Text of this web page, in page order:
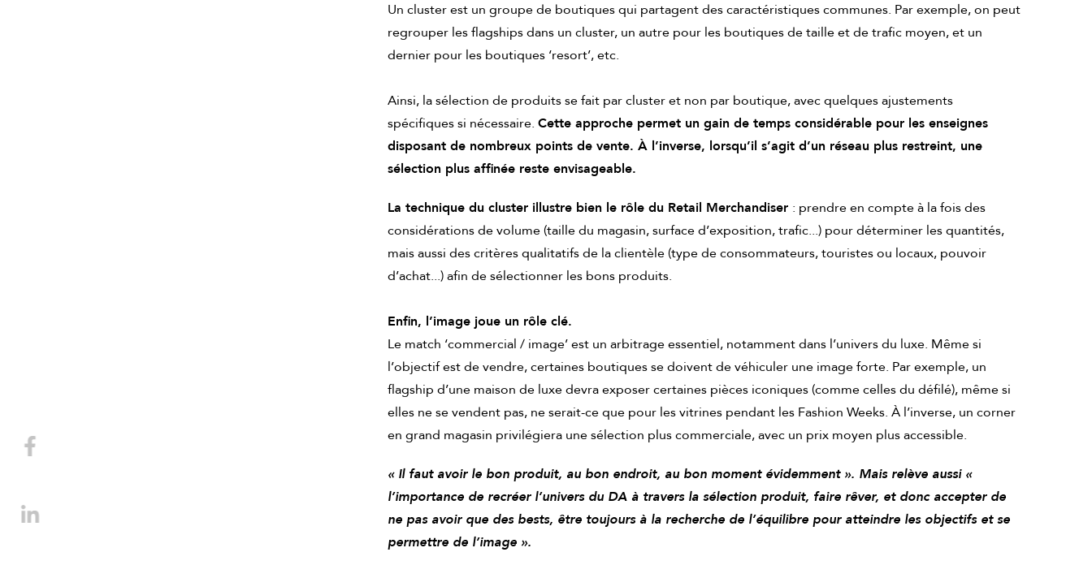
Un cluster est un groupe de boutiques qui partagent des caractéristiques communes. Par exemple, on peut
regrouper les flagships dans un cluster, un autre pour les boutiques de taille et de trafic moyen, et un
dernier pour les boutiques ‘resort’, etc.
Ainsi, la sélection de produits se fait par cluster et non par boutique, avec quelques ajustements
spécifiques si nécessaire. Cette approche permet un gain de temps considérable pour les enseignes
disposant de nombreux points de vente. À l’inverse, lorsqu’il s’agit d’un réseau plus restreint, une
sélection plus affinée reste envisageable.
La technique du cluster illustre bien le rôle du Retail Merchandiser : prendre en compte à la fois des
considérations de volume (taille du magasin, surface d’exposition, trafic...) pour déterminer les quantités,
mais aussi des critères qualitatifs de la clientèle (type de consommateurs, touristes ou locaux, pouvoir
d’achat...) afin de sélectionner les bons produits.
Enfin, l’image joue un rôle clé.
Le match ‘commercial / image’ est un arbitrage essentiel, notamment dans l’univers du luxe. Même si
l’objectif est de vendre, certaines boutiques se doivent de véhiculer une image forte. Par exemple, un
flagship d’une maison de luxe devra exposer certaines pièces iconiques (comme celles du défilé), même si
elles ne se vendent pas, ne serait-ce que pour les vitrines pendant les Fashion Weeks. À l’inverse, un corner
en grand magasin privilégiera une sélection plus commerciale, avec un prix moyen plus accessible.
« Il faut avoir le bon produit, au bon endroit, au bon moment évidemment ». Mais relève aussi «
l’importance de recréer l’univers du DA à travers la sélection produit, faire rêver, et donc accepter de
ne pas avoir que des bests, être toujours à la recherche de l’équilibre pour atteindre les objectifs et se
permettre de l’image ».